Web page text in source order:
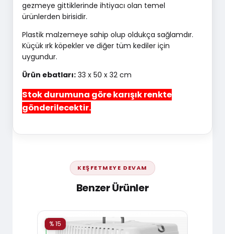
gezmeye gittiklerinde ihtiyacı olan temel
ürünlerden birisidir.
Plastik malzemeye sahip olup oldukça sağlamdır.
Küçük ırk köpekler ve diğer tüm kediler için
uygundur.
Ürün ebatları:33 x 50 x 32 cm
Stok durumuna göre karışık renkte
gönderilecektir.
KEŞFETMEYE DEVAM
Benzer Ürünler
% 15